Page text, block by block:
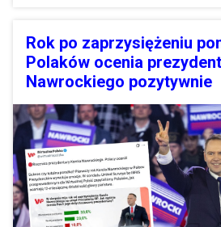
Rok po zaprzysiężeniu
Polaków ocenia
Nawrockiego pozytywnie